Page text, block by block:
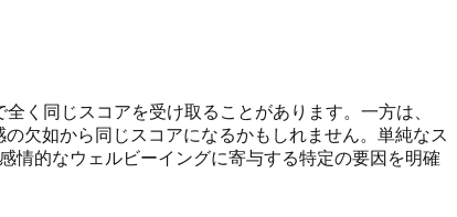
く同じスコアを受け取ることがあります。一方は、
欠如から同じスコアになるかもしれません。単純なス
情的なウェルビーイングに寄与する特定の要因を明確